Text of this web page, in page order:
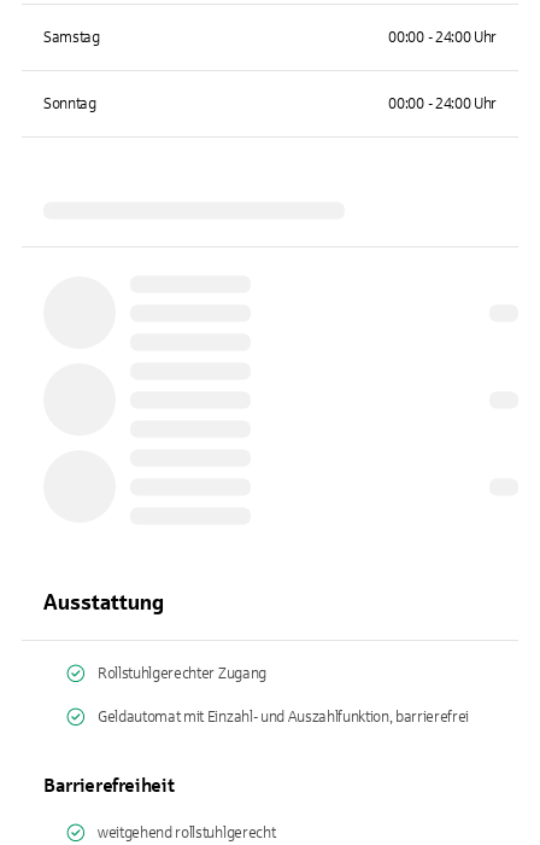
Samstag 00:00 - 24:00 Uhr
Sonntag 00:00 - 24:00 Uhr
Ausstattung
Rollstuhlgerechter Zugang
Geldautomat mit Einzahl- und Auszahlfunktion, barrierefrei
Barrierefreiheit
weitgehend rollstuhlgerecht